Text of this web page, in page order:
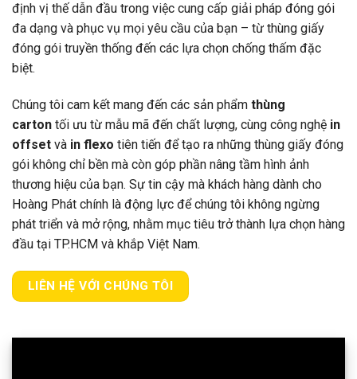
định vị thế dẫn đầu trong việc cung cấp giải pháp đóng gói
đa dạng và phục vụ mọi yêu cầu của bạn – từ thùng giấy
đóng gói truyền thống đến các lựa chọn chống thấm đặc
biệt.
Chúng tôi cam kết mang đến các sản phẩm thùng
carton tối ưu từ mẫu mã đến chất lượng, cùng công nghệ in
offset và in flexo tiên tiến để tạo ra những thùng giấy đóng
gói không chỉ bền mà còn góp phần nâng tầm hình ảnh
thương hiệu của bạn. Sự tin cậy mà khách hàng dành cho
Hoàng Phát chính là động lực để chúng tôi không ngừng
phát triển và mở rộng, nhằm mục tiêu trở thành lựa chọn hàng
đầu tại TP.HCM và khắp Việt Nam.
LIÊN HỆ VỚI CHÚNG TÔI